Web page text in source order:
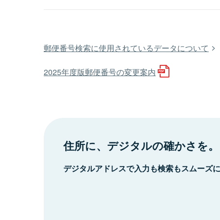
郵便番号検索に使用されているデータについて
2025年度版郵便番号の変更案内
住所に、デジタルの確かさを。
デジタルアドレスで入力も検索もスムーズ